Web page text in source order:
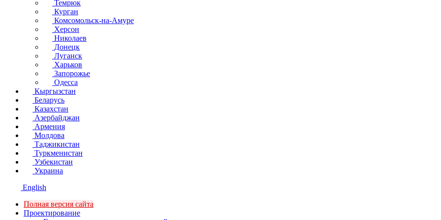
Темрюк
Курган
Комсомольск-на-Амуре
Херсон
Николаев
Донецк
Луганск
Харьков
Запорожье
Одесса
Кыргызстан
Беларусь
Казахстан
Азербайджан
Армения
Молдова
Таджикистан
Туркменистан
Узбекистан
Украина
English
Полная версия сайта
Проектирование